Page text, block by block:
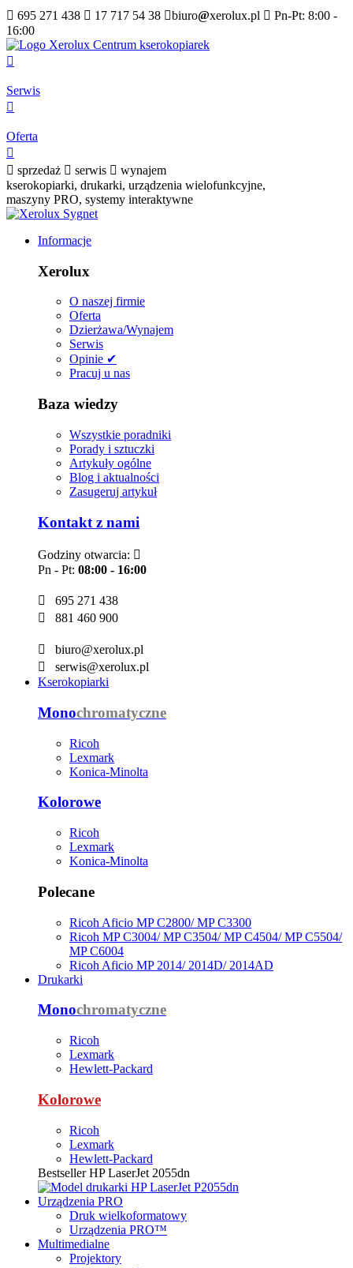
 695 271 438  17 717 54 38 biuro@xerolux.pl  Pn-Pt: 8:00 -
16:00

Serwis

Oferta

 sprzedaż  serwis  wynajem
kserokopiarki, drukarki, urządzenia wielofunkcyjne,
maszyny PRO, systemy interaktywne
Informacje
Xerolux
O naszej firmie
Oferta
Dzierżawa/Wynajem
Serwis
Opinie ✔
Pracuj u nas
Baza wiedzy
Wszystkie poradniki
Porady i sztuczki
Artykuły ogólne
Blog i aktualności
Zasugeruj artykuł
Kontakt z nami
Godziny otwarcia: 
Pn - Pt: 08:00 - 16:00

695 271 438

881 460 900

biuro@xerolux.pl

serwis@xerolux.pl
Kserokopiarki
Monochromatyczne
Ricoh
Lexmark
Konica-Minolta
Kolorowe
Ricoh
Lexmark
Konica-Minolta
Polecane
Ricoh Aficio MP C2800/ MP C3300
Ricoh MP C3004/ MP C3504/ MP C4504/ MP C5504/
MP C6004
Ricoh Aficio MP 2014/ 2014D/ 2014AD
Drukarki
Monochromatyczne
Ricoh
Lexmark
Hewlett-Packard
Kolorowe
Ricoh
Lexmark
Hewlett-Packard
Bestseller HP LaserJet 2055dn
Urządzenia PRO
Druk wielkoformatowy
Urządzenia PRO™
Multimedialne
Projektory